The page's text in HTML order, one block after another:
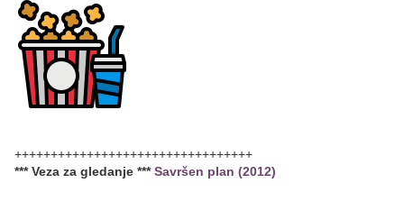
+++++++++++++++++++++++++++++++++
*** Veza za gledanje ***Savršen plan (2012)